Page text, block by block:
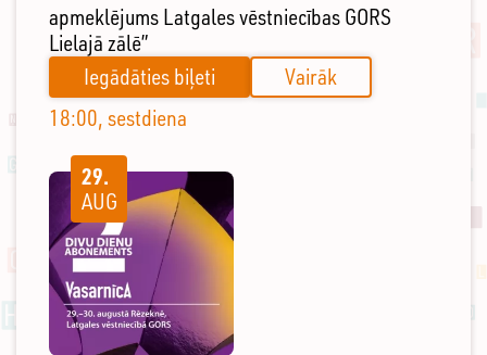
apmeklējums Latgales vēstniecības GORS
Lielajā zālē”
Iegādāties biļeti
Vairāk
18:00, sestdiena
29.
AUG